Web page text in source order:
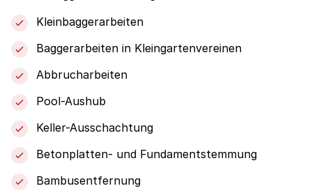
Kleinbaggerarbeiten
Baggerarbeiten in Kleingartenvereinen
Abbrucharbeiten
Pool-Aushub
Keller-Ausschachtung
Betonplatten- und Fundamentstemmung
Bambusentfernung